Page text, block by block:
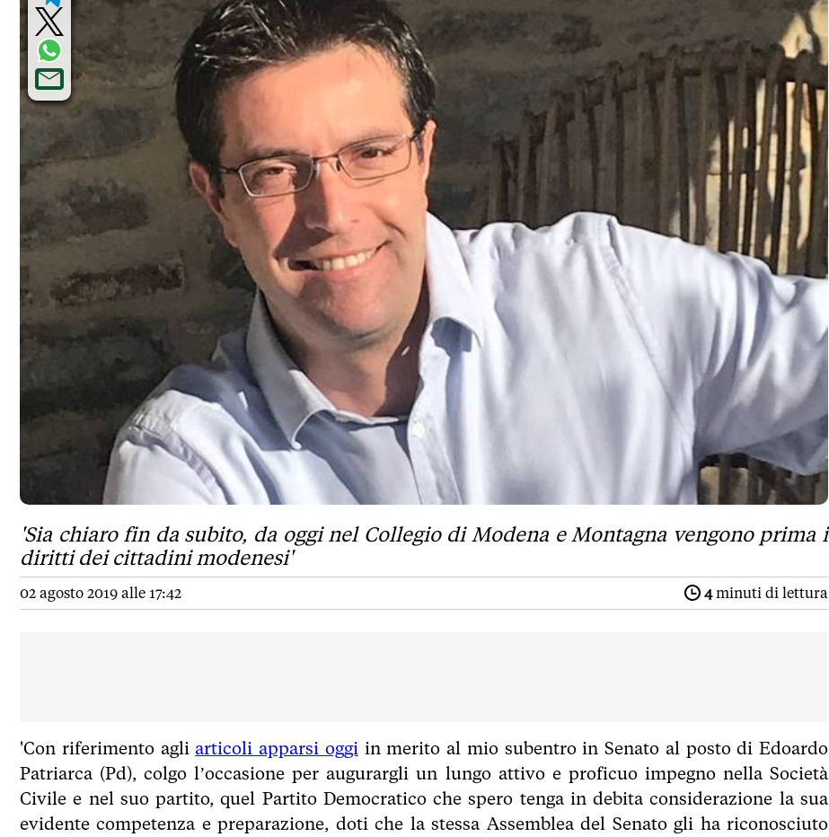
'Sia chiaro fin da subito, da oggi nel Collegio di Modena e Montagna vengono prima i
diritti dei cittadini modenesi'
02 agosto 2019 alle 17:42 4minuti di lettura
'Con riferimento agli articoli apparsi oggi in merito al mio subentro in Senato al posto di Edoardo
Patriarca (Pd), colgo l’occasione per augurargli un lungo attivo e proficuo impegno nella Società
Civile e nel suo partito, quel Partito Democratico che spero tenga in debita considerazione la sua
evidente competenza e preparazione, doti che la stessa Assemblea del Senato gli ha riconosciuto